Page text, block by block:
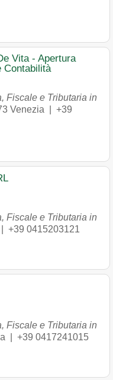
Vita - Apertura
Contabilità
Fiscale e Tributaria in
Venezia
+39
Fiscale e Tributaria in
+39 0415203121
Fiscale e Tributaria in
+39 0417241015